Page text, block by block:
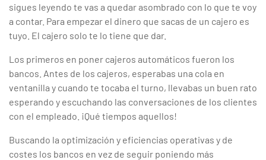
sigues leyendo te vas a quedar asombrado con lo que te voy
a contar. Para empezar el dinero que sacas de un cajero es
tuyo. El cajero solo te lo tiene que dar.
Los primeros en poner cajeros automáticos fueron los
bancos. Antes de los cajeros, esperabas una cola en
ventanilla y cuando te tocaba el turno, llevabas un buen rato
esperando y escuchando las conversaciones de los clientes
con el empleado. ¡Qué tiempos aquellos!
Buscando la optimización y eficiencias operativas y de
costes los bancos en vez de seguir poniendo más